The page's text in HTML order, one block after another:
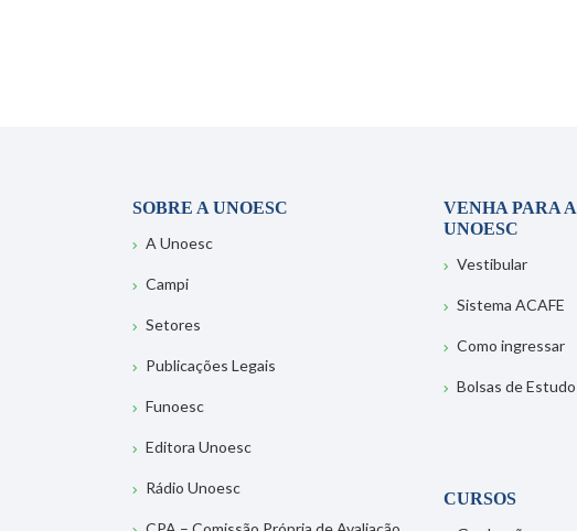
SOBRE A UNOESC
A Unoesc
Campi
Setores
Publicações Legais
Funoesc
Editora Unoesc
Rádio Unoesc
VENHA PARA A
UNOESC
Vestibular
Sistema ACAFE
Como ingressar
Bolsas de Estudo
CURSOS